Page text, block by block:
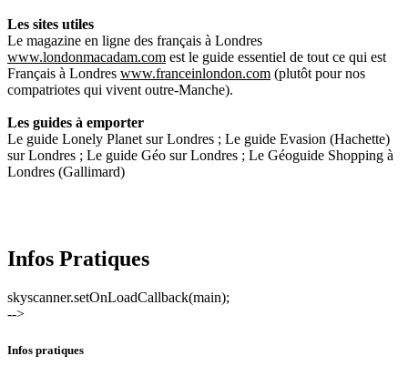
Les sites utiles
Le magazine en ligne des français à Londres
www.londonmacadam.com est le guide essentiel de tout ce qui est
Français à Londres www.franceinlondon.com (plutôt pour nos
compatriotes qui vivent outre-Manche).
Les guides à emporter
Le guide Lonely Planet sur Londres ; Le guide Evasion (Hachette)
sur Londres ; Le guide Géo sur Londres ; Le Géoguide Shopping à
Londres (Gallimard)
Infos Pratiques
skyscanner.setOnLoadCallback(main);
-->
Infos pratiques